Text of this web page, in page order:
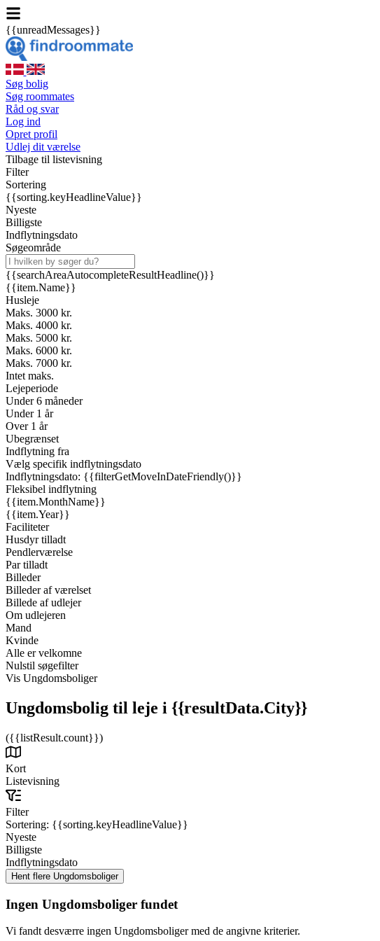
{{unreadMessages}}
Søg bolig
Søg roommates
Råd og svar
Log ind
Opret profil
Udlej dit værelse
Tilbage til listevisning
Filter
Sortering
{{sorting.keyHeadlineValue}}
Nyeste
Billigste
Indflytningsdato
Søgeområde
{{searchAreaAutocompleteResultHeadline()}}
{{item.Name}}
Husleje
Maks. 3000 kr.
Maks. 4000 kr.
Maks. 5000 kr.
Maks. 6000 kr.
Maks. 7000 kr.
Intet maks.
Lejeperiode
Under 6 måneder
Under 1 år
Over 1 år
Ubegrænset
Indflytning fra
Vælg specifik indflytningsdato
Indflytningsdato: {{filterGetMoveInDateFriendly()}}
Fleksibel indflytning
{{item.MonthName}}
{{item.Year}}
Faciliteter
Husdyr tilladt
Pendlerværelse
Par tilladt
Billeder
Billeder af værelset
Billede af udlejer
Om udlejeren
Mand
Kvinde
Alle er velkomne
Nulstil søgefilter
Vis Ungdomsboliger
Ungdomsbolig til leje i {{resultData.City}}
({{listResult.count}})
Kort
Listevisning
Filter
Sortering: {{sorting.keyHeadlineValue}}
Nyeste
Billigste
Indflytningsdato
Ingen Ungdomsboliger fundet
Vi fandt desværre ingen Ungdomsboliger med de angivne kriterier.